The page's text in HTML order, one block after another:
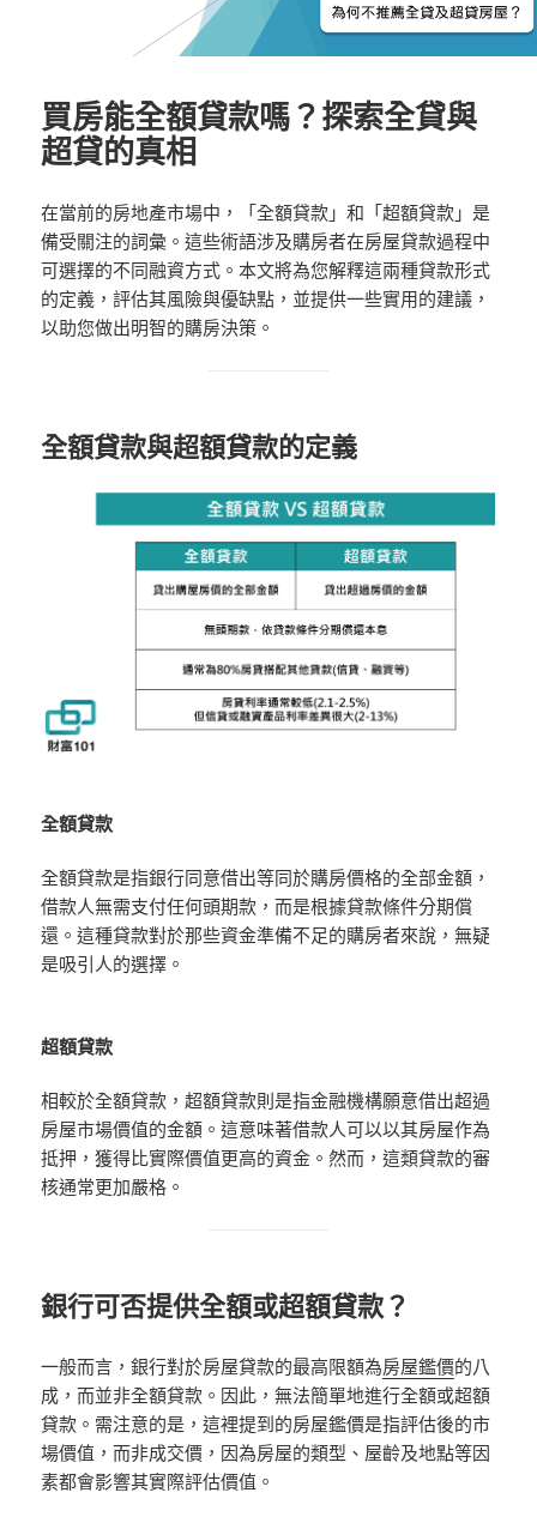
買房能全額貸款嗎？探索全貸與
超貸的真相
在當前的房地產市場中，「全額貸款」和「超額貸款」是
備受關注的詞彙。這些術語涉及購房者在房屋貸款過程中
可選擇的不同融資方式。本文將為您解釋這兩種貸款形式
的定義，評估其風險與優缺點，並提供一些實用的建議，
以助您做出明智的購房決策。
全額貸款與超額貸款的定義
全額貸款
全額貸款是指銀行同意借出等同於購房價格的全部金額，
借款人無需支付任何頭期款，而是根據貸款條件分期償
還。這種貸款對於那些資金準備不足的購房者來說，無疑
是吸引人的選擇。
超額貸款
相較於全額貸款，超額貸款則是指金融機構願意借出超過
房屋市場價值的金額。這意味著借款人可以以其房屋作為
抵押，獲得比實際價值更高的資金。然而，這類貸款的審
核通常更加嚴格。
銀行可否提供全額或超額貸款？
一般而言，銀行對於房屋貸款的最高限額為房屋鑑價的八
成，而並非全額貸款。因此，無法簡單地進行全額或超額
貸款。需注意的是，這裡提到的房屋鑑價是指評估後的市
場價值，而非成交價，因為房屋的類型、屋齡及地點等因
素都會影響其實際評估價值。